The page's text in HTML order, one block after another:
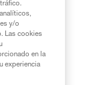
y/o
Las cookies
en la
experiencia